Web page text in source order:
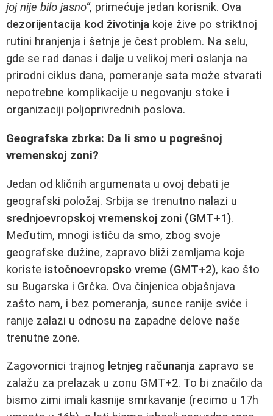
joj nije bilo jasno“, primećuje jedan korisnik. Ova
dezorijentacija kod životinja koje žive po striktnoj
rutini hranjenja i šetnje je čest problem. Na selu,
gde se rad danas i dalje u velikoj meri oslanja na
prirodni ciklus dana, pomeranje sata može stvarati
nepotrebne komplikacije u negovanju stoke i
organizaciji poljoprivrednih poslova.
Geografska zbrka: Da li smo u pogrešnoj
vremenskoj zoni?
Jedan od kličnih argumenata u ovoj debati je
geografski položaj. Srbija se trenutno nalazi u
srednjoevropskoj vremenskoj zoni (GMT+1).
Međutim, mnogi ističu da smo, zbog svoje
geografske dužine, zapravo bliži zemljama koje
koriste istočnoevropsko vreme (GMT+2), kao što
su Bugarska i Grčka. Ova činjenica objašnjava
zašto nam, i bez pomeranja, sunce ranije sviće i
ranije zalazi u odnosu na zapadne delove naše
trenutne zone.
Zagovornici trajnog letnjeg računanja zapravo se
zalažu za prelazak u zonu GMT+2. To bi značilo da
bismo zimi imali kasnije smrkavanje (recimo u 17h